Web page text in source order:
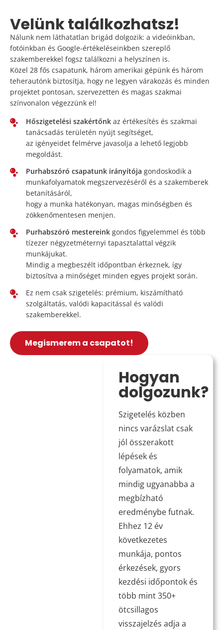
Hogyan
dolgozunk?
Szigetelés közben
nincs varázslat csak
jól összerakott
lépések és
folyamatok, amik
mindig ugyanabba a
megbízható
eredménybe futnak.
Ehhez 12 év
következetes
munkája, pontos
érkezések, gyors
kezdési időpontok és
több mint 350+
ötcsillagos
visszajelzés adja a
Velünk találkozhatsz!
Nálunk nem láthatatlan brigád dolgozik: a videóinkban,
fotóinkban és Google-értékeléseinkben szereplő
szakemberekkel fogsz találkozni a helyszínen is.
Közel 28 fős csapatunk, három amerikai gépünk és három
teherautónk biztosítja, hogy ne legyen várakozás és minden
projektet pontosan, szervezetten és magas szakmai
színvonalon végezzünk el!
Hőszigetelési szakértőnk az értékesítés és szakmai
tanácsadás területén nyújt segítséget,
az igényeidet felmérve javasolja a lehető legjobb
megoldást.
Purhabszóró csapatunk irányítója gondoskodik a
munkafolyamatok megszervezéséről és a szakemberek
betanításáról,
hogy a munka hatékonyan, magas minőségben és
zökkenőmentesen menjen.
Purhabszóró mestereink gondos figyelemmel és több
tízezer négyzetméternyi tapasztalattal végzik
munkájukat.
Mindig a megbeszélt időpontban érkeznek, így
biztosítva a minőséget minden egyes projekt során.
Ez nem csak szigetelés: prémium, kiszámítható
szolgáltatás, valódi kapacitással és valódi
szakemberekkel.
Megismerem a csapatot!